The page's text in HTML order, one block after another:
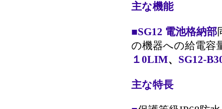
主な機能
■SG12 電池格納部
の機器への給電容
１0LIM、 SG12-
主な特長